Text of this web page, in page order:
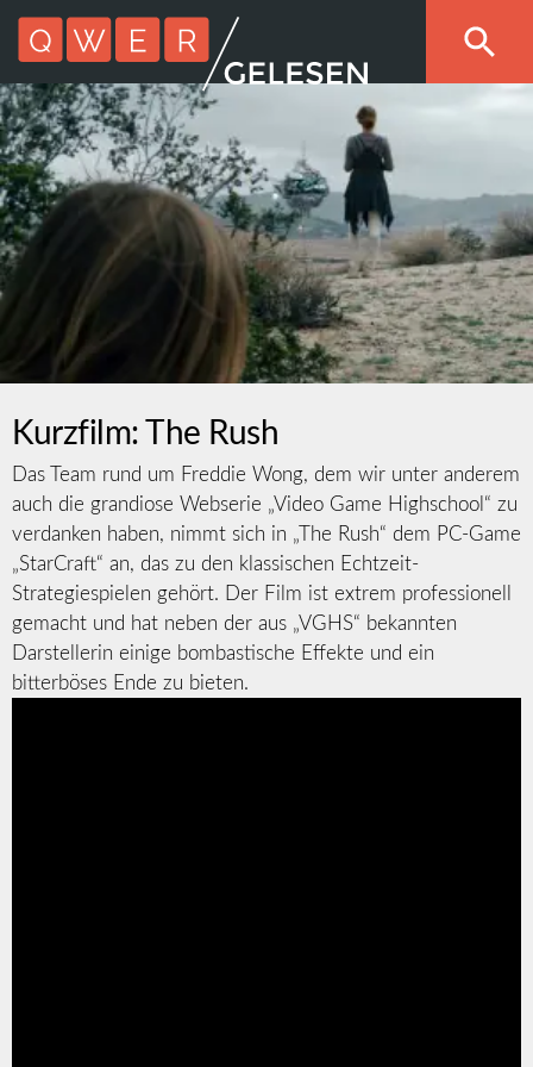
Kurzfilm: The Rush
Das Team rund um Freddie Wong, dem wir unter anderem
auch die grandiose Webserie „Video Game Highschool“ zu
verdanken haben, nimmt sich in „The Rush“ dem PC-Game
„StarCraft“ an, das zu den klassischen Echtzeit-
Strategiespielen gehört. Der Film ist extrem professionell
gemacht und hat neben der aus „VGHS“ bekannten
Darstellerin einige bombastische Effekte und ein
bitterböses Ende zu bieten.